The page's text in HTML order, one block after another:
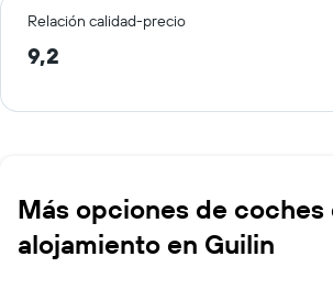
Relación calidad-precio
9,2
Más opciones de coches
alojamiento en Guilin